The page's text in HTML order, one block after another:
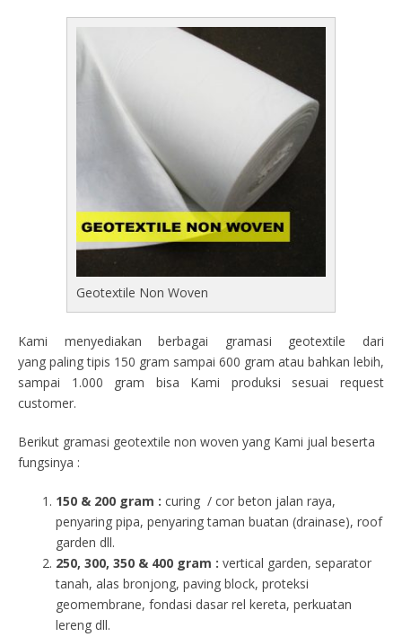
Geotextile Non Woven
Kami menyediakan berbagai gramasi geotextile dari
yang paling tipis 150 gram sampai 600 gram atau bahkan lebih,
sampai 1.000 gram bisa Kami produksi sesuai request
customer.
Berikut gramasi geotextile non woven yang Kami jual beserta
fungsinya :
150 & 200 gram : curing / cor beton jalan raya,
penyaring pipa, penyaring taman buatan (drainase), roof
garden dll.
250, 300, 350 & 400 gram : vertical garden, separator
tanah, alas bronjong, paving block, proteksi
geomembrane, fondasi dasar rel kereta, perkuatan
lereng dll.